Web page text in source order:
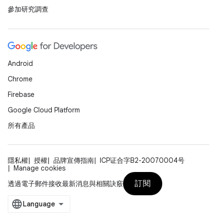
參加研究調查
Android
Chrome
Firebase
Google Cloud Platform
所有產品
隱私權 授權 品牌宣傳指南
ICP证合字B2-20070004号
Manage cookies
透過電子郵件接收最新消息與相關訣竅
訂閱